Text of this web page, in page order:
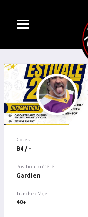
Cotes
B4 / -
Position préféré
Gardien
Tranche d'âge
40+